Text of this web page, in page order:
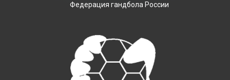
Фeдерация гандбола России